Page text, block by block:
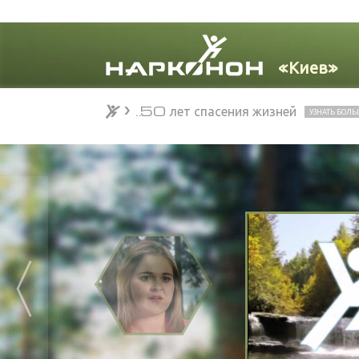
⨯
50 лет спасения жизней
20 стран • Всемирный успех...
50 лет спасения жизней УЗНАТЬ
Линда С.,